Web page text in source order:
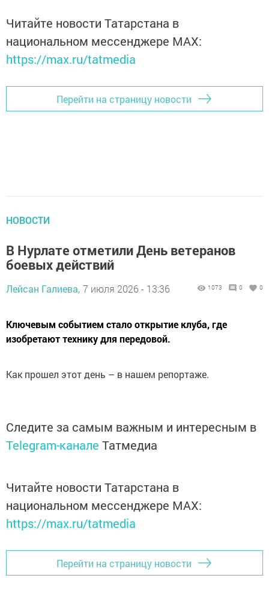
Читайте новости Татарстана в
национальном мессенджере MАХ:
https://max.ru/tatmedia
Перейти на страницу новости
НОВОСТИ
В Нурлате отметили День ветеранов
боевых действий
Лейсан Галиева, 7 июля 2026 - 13:36 1073 0 0
Ключевым событием стало открытие клуба, где
изобретают технику для передовой.
Как прошел этот день – в нашем репортаже.
Следите за самым важным и интересным в
Telegram-канале Татмедиа
Читайте новости Татарстана в
национальном мессенджере MАХ:
https://max.ru/tatmedia
Перейти на страницу новости